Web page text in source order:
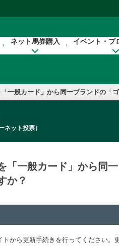
ネット馬券購入 イベント・プ
一般カード」から同一ブランドの「
ット投票）
「一般カード」から同
か？
から更新手続きを行ってください。